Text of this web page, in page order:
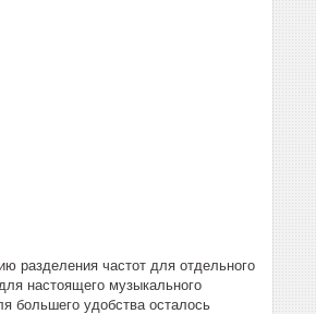
разделения частот для отдельного
настоящего музыкального
большего удобства осталось